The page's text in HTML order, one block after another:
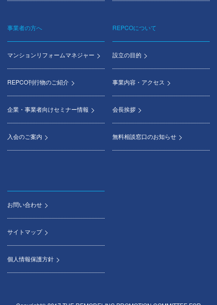
事業者の方へ
マンションリフォームマネジャー
REPCO刊行物のご紹介
企業・事業者向けセミナー情報
入会のご案内
REPCOについて
設立の目的
事業内容・アクセス
会長挨拶
無料相談窓口のお知らせ
お問い合わせ
サイトマップ
個人情報保護方針